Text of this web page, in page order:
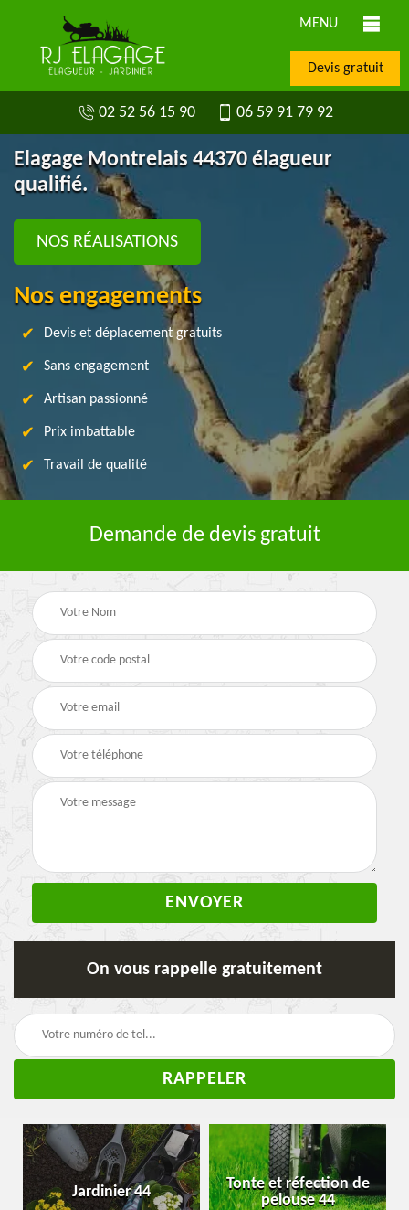
MENU
Devis gratuit
02 52 56 15 90 06 59 91 79 92
Elagage Montrelais 44370 élagueur
qualifié.
NOS RÉALISATIONS
Nos engagements
Devis et déplacement gratuits
Sans engagement
Artisan passionné
Prix imbattable
Travail de qualité
Demande de devis gratuit
On vous rappelle gratuitement
Jardinier 44
Tonte et réfection de
pelouse 44